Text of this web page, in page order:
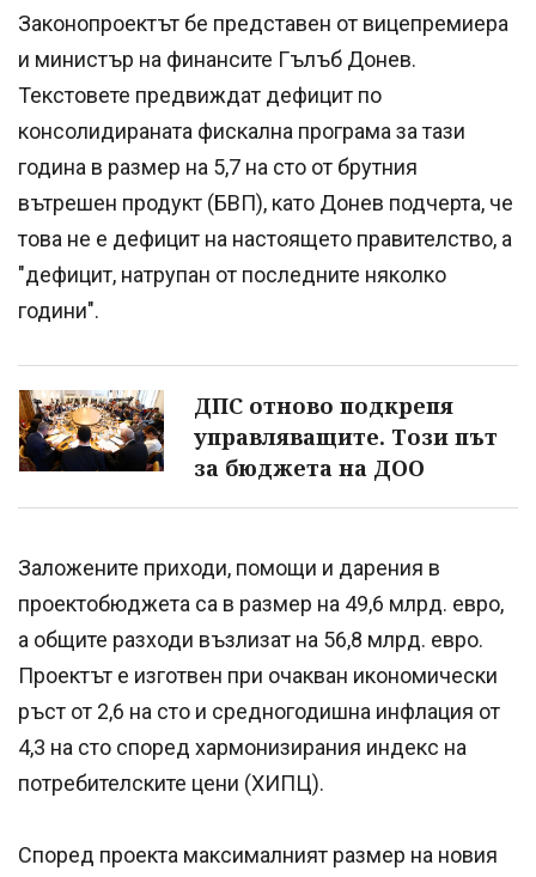
Законопроектът бе представен от вицепремиера
и министър на финансите Гълъб Донев.
Текстовете предвиждат дефицит по
консолидираната фискална програма за тази
година в размер на 5,7 на сто от брутния
вътрешен продукт (БВП), като Донев подчерта, че
това не е дефицит на настоящето правителство, а
"дефицит, натрупан от последните няколко
години".
ДПС отново подкрепя
управляващите. Този път
за бюджета на ДОО
Заложените приходи, помощи и дарения в
проектобюджета са в размер на 49,6 млрд. евро,
а общите разходи възлизат на 56,8 млрд. евро.
Проектът е изготвен при очакван икономически
ръст от 2,6 на сто и средногодишна инфлация от
4,3 на сто според хармонизирания индекс на
потребителските цени (ХИПЦ).
Според проекта максималният размер на новия